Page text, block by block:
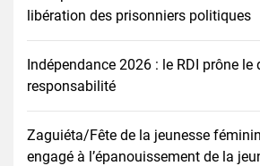
libération des prisonniers politiques
Indépendance 2026 : le RDI prône le
responsabilité
Zaguiéta/Fête de la jeunesse
engagé à l’épanouissement de la